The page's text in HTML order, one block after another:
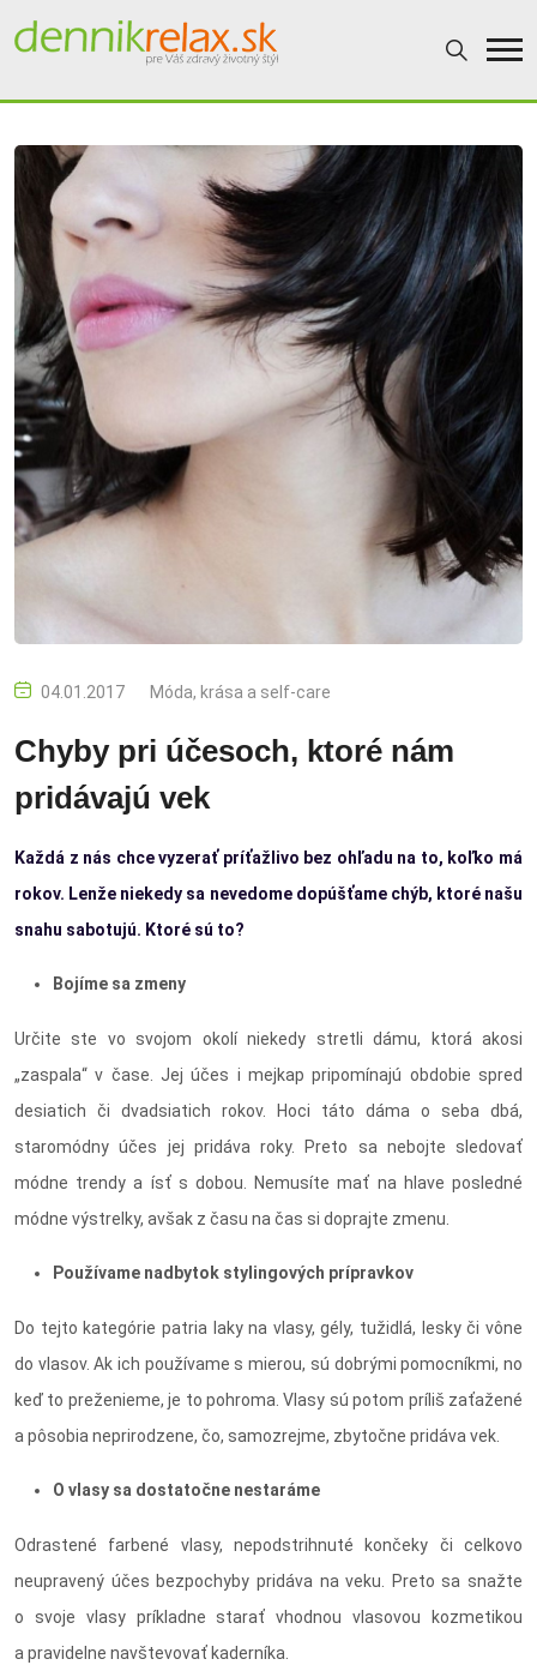
04.01.2017 Móda, krása a self-care
Chyby pri účesoch, ktoré nám
pridávajú vek
Každá z nás chce vyzerať príťažlivo bez ohľadu na to, koľko má
rokov. Lenže niekedy sa nevedome dopúšťame chýb, ktoré našu
snahu sabotujú. Ktoré sú to?
Bojíme sa zmeny
Určite ste vo svojom okolí niekedy stretli dámu, ktorá akosi
„zaspala“ v čase. Jej účes i mejkap pripomínajú obdobie spred
desiatich či dvadsiatich rokov. Hoci táto dáma o seba dbá,
staromódny účes jej pridáva roky. Preto sa nebojte sledovať
módne trendy a ísť s dobou. Nemusíte mať na hlave posledné
módne výstrelky, avšak z času na čas si doprajte zmenu.
Používame nadbytok stylingových prípravkov
Do tejto kategórie patria laky na vlasy, gély, tužidlá, lesky či vône
do vlasov. Ak ich používame s mierou, sú dobrými pomocníkmi, no
keď to preženieme, je to pohroma. Vlasy sú potom príliš zaťažené
a pôsobia neprirodzene, čo, samozrejme, zbytočne pridáva vek.
O vlasy sa dostatočne nestaráme
Odrastené farbené vlasy, nepodstrihnuté končeky či celkovo
neupravený účes bezpochyby pridáva na veku. Preto sa snažte
o svoje vlasy príkladne starať vhodnou vlasovou kozmetikou
a pravidelne navštevovať kaderníka.